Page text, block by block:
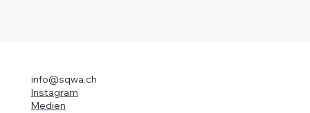
info@sqwa.ch
Instagram
Medien